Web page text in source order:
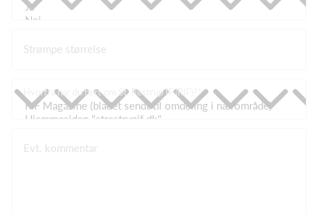
Strømpe størrelse
Hvorfra har du hørt om St. Restrup IF (RIF)?
Evt. kommentar